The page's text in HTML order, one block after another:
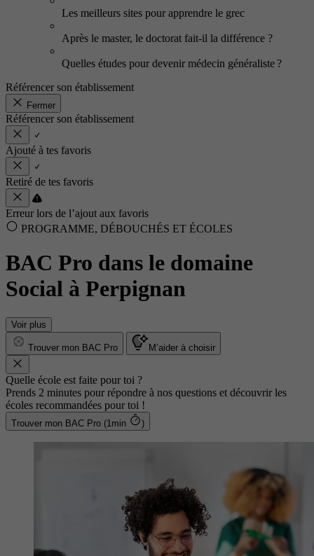
Les meilleurs sites pour apprendre le grec
Après le master, le doctorat fait-il la différence ?
Quelles études pour devenir médecin généraliste ?
Référencer son établissement
Fermer
Référencer son établissement
Ajouté à tes favoris
Retiré de tes favoris
Erreur lors de l’ajout aux favoris
PROGRAMME, DÉBOUCHÉS ET ÉCOLES
BAC Pro dans le domaine
Social à Perpignan
Voir plus
Trouver mon BAC Pro M’aider à choisir
Quelle école est faite pour toi ?
Prends 2 minutes pour répondre à nos questions et découvrir les
écoles recommandées pour toi !
Trouver mon BAC Pro (1min )